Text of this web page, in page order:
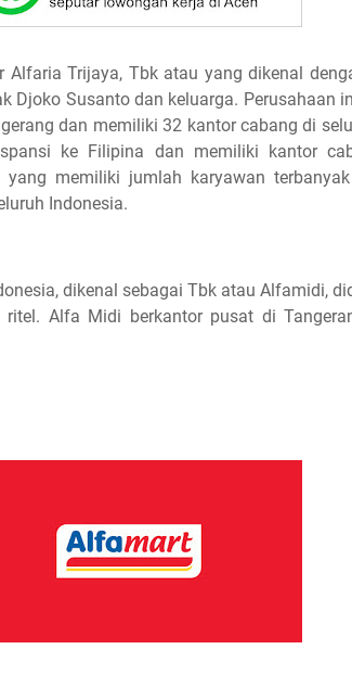
Alfaria Trijaya, Tbk atau yang dikenal
Djoko Susanto dan keluarga. Perusahaan
dan memiliki 32 kantor cabang di
ke Filipina dan memiliki kantor
yang memiliki jumlah karyawan
Indonesia.
dikenal sebagai Tbk atau Alfamidi,
ritel. Alfa Midi berkantor pusat di